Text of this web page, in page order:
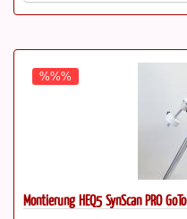
%%%
Montierung HEQ5 SynScan PRO GoTo